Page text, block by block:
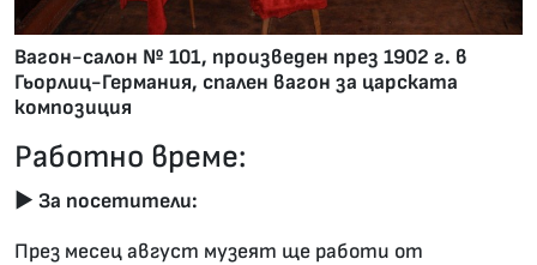
Вагон-салон № 101, произведен през 1902 г. в
Гьорлиц-Германия, спален вагон за царската
композиция
Работно време:
► За посетители:
През месец август музеят ще работи от